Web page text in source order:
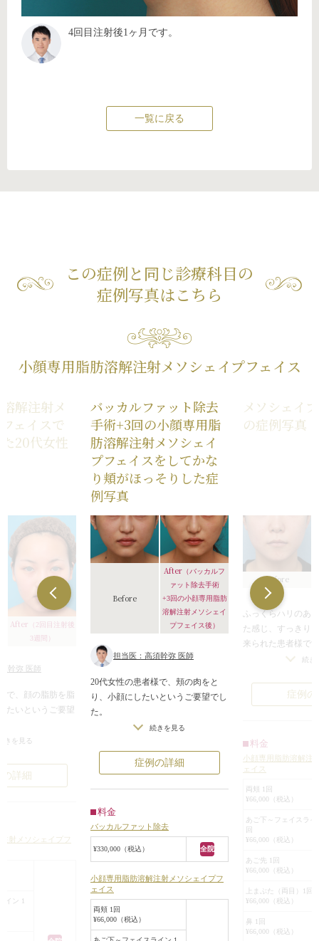
4回目注射後1ヶ月です。
一覧に戻る
この症例と同じ診療科目の
症例写真はこちら
小顔専用脂肪溶解注射メソシェイプフェイス
解注射メ
ェイスで
20代女性
After （2回目注射後
3週間）
幹弥 医師
で、顔の脂肪を脂
たいというご要望
いたところ、顔に
はありました。
ン～顎下に顔専用
的に顔がほっそり
きを見る
詳細
射メソシェイプフ
イン 1
バッカルファット除去
手術+3回の小顔専用脂
肪溶解注射メソシェイ
プフェイスをしてかな
り頬がほっそりした症
例写真
Before
After （バッカルフ
ァット除去手術
+3回の小顔専用脂肪
溶解注射メソシェイ
プフェイス後）
担当医：高須幹弥 医師
20代女性の患者様で、頬の肉をと
り、小顔にしたいというご要望でし
た。
診察させていただいたところ、顔は
骨も突出して出ておらず、適度に皮
下脂肪がついている程度でした。
ついている皮下脂肪の量もそれほど
め、バッカルファットを適量除去
し、小顔専用脂肪溶解注射メソシェ
イプフェイスをやっていくことにな
りました。
まずはバッカルファット除去と1回
目の小顔専用脂肪溶解注射メソシェ
イプフェイスを頬、フェイスライ
ン、顎下に同日に行いました。
小顔専用脂肪溶解注射メソシェイプ
続きを見る
症例の詳細
料金
バッカルファット除去
¥330,000（税込） 全院
小顔専用脂肪溶解注射メソシェイプフ
ェイス
両頬 1回
¥66,000（税込）
メソシェイ
の症例写真
Before
ふっくらハリのあ
た感じ、すっきり
来られた患者様で
太っているわけで
感じをすっきりし
た。
希望でした。
気になる部位にメ
2週間ごとに3回治
ました。
フェイスラインが
あご下がすっきり
続き
症例
料金
小顔専用脂肪溶解注
ェイス
両頬 1回
¥66,000（税込）
あご下～フェイスライ
回
¥66,000（税込）
あご先 1回
¥66,000（税込）
上まぶた（両目）1回
¥66,000（税込）
鼻 1回
¥66,000（税込）